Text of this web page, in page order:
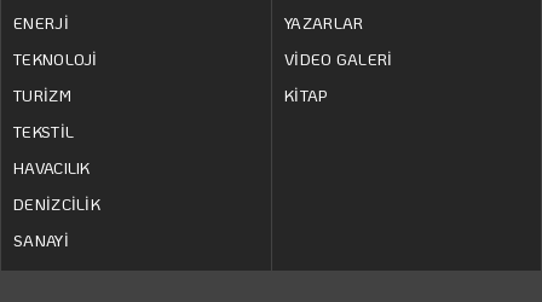
ENERJİ
TEKNOLOJİ
TURİZM
TEKSTİL
HAVACILIK
DENİZCİLİK
SANAYİ
YAZARLAR
VİDEO GALERİ
KİTAP